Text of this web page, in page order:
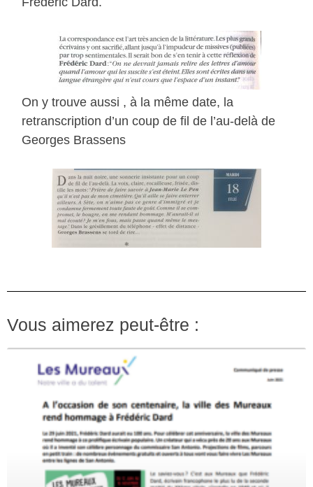
On y trouve aussi , à la même date, la
retranscription d’un coup de fil de l’au-delà de
Georges Brassens
Vous aimerez peut-être :